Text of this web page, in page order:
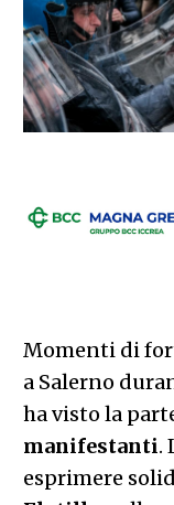
Momenti di
a Salerno
ha visto la
manifestanti.
esprimere